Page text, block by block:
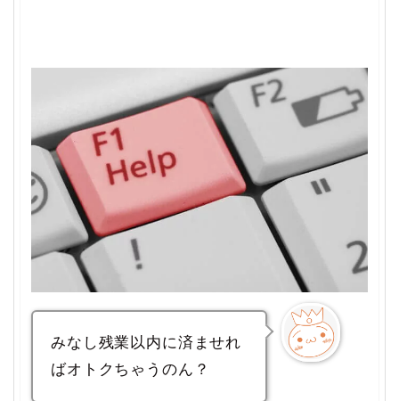
みなし残業以内に済ませれ
ばオトクちゃうのん？